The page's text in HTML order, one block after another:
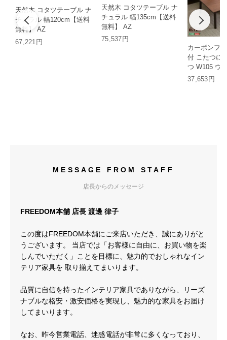
天然木 コタツテーブル ナ
チュラル 幅120cm【送料
無料】 AZ
67,221円
天然木 コタツテーブル ナ
チュラル 幅135cm【送料
無料】 AZ
75,537円
カーボンフ
付 こたつに
つ W105 ウ
HT
37,653円
MESSAGE FROM STAFF
店長からのメッセージ
FREEDOM本舗 店長 渡邊 律子
この度はFREEDOM本舗にご来店いただき、誠にありがと
うございます。 当店では「お客様に自由に、お買い物を楽
しんでいただく」ことを目標に、魅力的でおしゃれなイン
テリア家具を 取り揃えてまいります。
品質に自信を持ったインテリア家具でありながら、リーズ
ナブルな格安・激安価格を実現し、魅力的な家具をお届け
してまいります。
なお、昨今営業電話、迷惑電話が非常に多くなっており、